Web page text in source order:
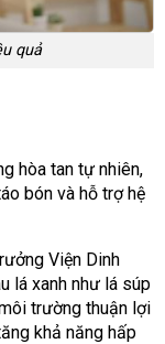
quả
hòa tan tự nhiên,
bón và hỗ trợ hệ
Viện Dinh
lá xanh như lá súp
trường thuận lợi
khả năng hấp